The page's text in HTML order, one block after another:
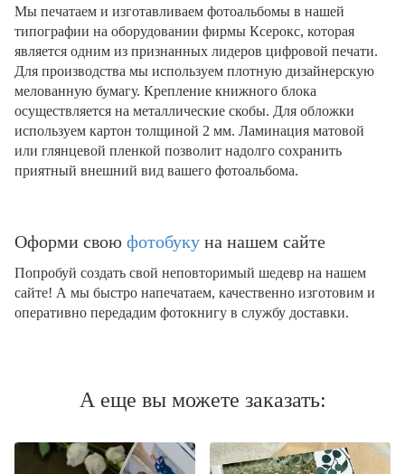
Мы печатаем и изготавливаем фотоальбомы в нашей
типографии на оборудовании фирмы Ксерокс, которая
является одним из признанных лидеров цифровой печати.
Для производства мы используем плотную дизайнерскую
мелованную бумагу. Крепление книжного блока
осуществляется на металлические скобы. Для обложки
используем картон толщиной 2 мм. Ламинация матовой
или глянцевой пленкой позволит надолго сохранить
приятный внешний вид вашего фотоальбома.
Оформи свою фотобуку на нашем сайте
Попробуй создать свой неповторимый шедевр на нашем
сайте! А мы быстро напечатаем, качественно изготовим и
оперативно передадим фотокнигу в службу доставки.
А еще вы можете заказать: